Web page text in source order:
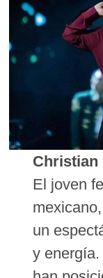
Christian
El joven
un
y